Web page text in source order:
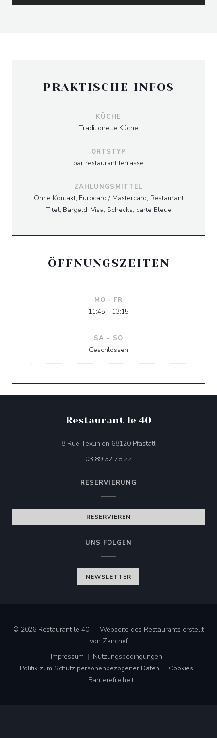
PRAKTISCHE INFOS
KÜCHE
Traditionelle Küche
ORTSTYP
bar restaurant terrasse
ZAHLUNGSMITTEL
Ohne Kontakt, Eurocard / Mastercard, Restaurant
Titel, Bargeld, Visa, Schecks, carte Bleue
ÖFFNUNGSZEITEN
MO - FR
11:45 - 13:15
SA - SO
Geschlossen
Restaurant le 40
8 Rue Texunion 68120 Pfastatt((öffnet ein neues
03 89 32 78 22
RESERVIERUNG
RESERVIEREN
UNS FOLGEN
NEWSLETTER
© 2026 Restaurant le 40 — Webseite des Restaurants erstellt
von Zenchef((öffnet ein neues Fenster))
Impressum
((öffnet ein neues Fenster))
Nutzungsbedingungen
((öffnet ein neues Fenster))
Politik zum Schutz personenbezogener Daten
((öffnet ein neues Fenster))
Cookies
((öffnet
Barrierefreiheit
((öffnet ein neues Fenster))